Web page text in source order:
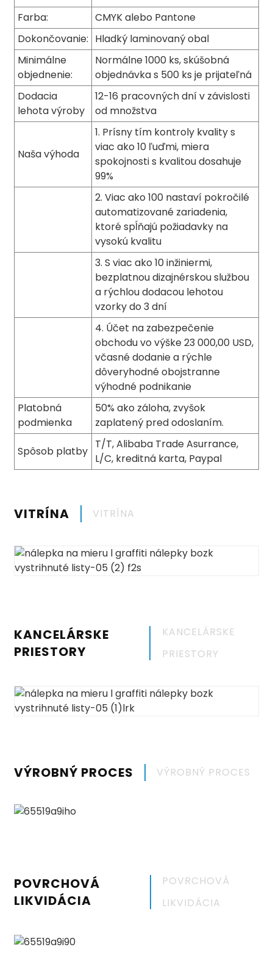
Farba:
CMYK alebo Pantone
Dokončovanie: Hladký laminovaný obal
Minimálne
objednenie:
Normálne 1000 ks, skúšobná
objednávka s 500 ks je prijateľná
Dodacia
lehota výroby
12-16 pracovných dní v závislosti
od množstva
Naša výhoda
1. Prísny tím kontroly kvality s
viac ako 10 ľuďmi, miera
spokojnosti s kvalitou dosahuje
99%
2. Viac ako 100 nastaví pokročilé
automatizované zariadenia,
ktoré spĺňajú požiadavky na
vysokú kvalitu
3. S viac ako 10 inžiniermi,
bezplatnou dizajnérskou službou
a rýchlou dodacou lehotou
vzorky do 3 dní
4. Účet na zabezpečenie
obchodu vo výške 23 000,00 USD,
včasné dodanie a rýchle
dôveryhodné obojstranne
výhodné podnikanie
Platobná
podmienka
50% ako záloha, zvyšok
zaplatený pred odoslaním.
Spôsob platby
T/T, Alibaba Trade Asurrance,
L/C, kreditná karta, Paypal
VITRÍNA VITRÍNA
KANCELÁRSKE
PRIESTORY
KANCELÁRSKE
PRIESTORY
VÝROBNÝ PROCES VÝROBNÝ PROCES
POVRCHOVÁ
LIKVIDÁCIA
POVRCHOVÁ
LIKVIDÁCIA